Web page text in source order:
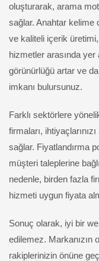
oluşturarak, arama
sağlar. Anahtar kelime
ve kaliteli içerik
hizmetler arasında yer
görünürlüğü artar ve
imkanı bulursunuz.
Farklı sektörlere
firmaları,
sağlar. Fiyatlandırma
müşteri taleplerine
nedenle, birden fazla
hizmeti uygun fiyata
Sonuç olarak, iyi bir
edilemez. Markanızın
rakiplerinizin önüne